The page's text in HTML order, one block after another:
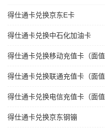
得仕通卡兑换京东E卡
得仕通卡兑换中石化加油卡
得仕通卡兑换移动充值卡（面值
得仕通卡兑换联通充值卡（面值
得仕通卡兑换电信充值卡（面值
得仕通卡兑换京东钢镚